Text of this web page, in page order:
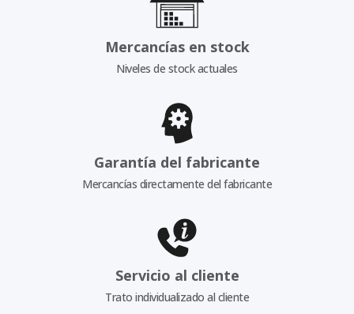
Mercancías en stock
Niveles de stock actuales
Garantía del fabricante
Mercancías directamente del fabricante
Servicio al cliente
Trato individualizado al cliente